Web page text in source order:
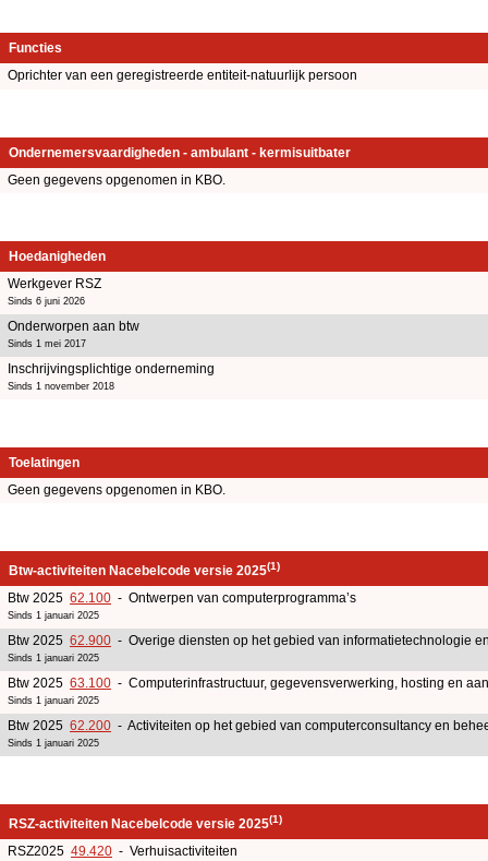
Functies
Oprichter van een geregistreerde entiteit-natuurlijk persoon
Ondernemersvaardigheden - ambulant - kermisuitbater
Geen gegevens opgenomen in KBO.
Hoedanigheden
Werkgever RSZ
Sinds 6 juni 2026
Onderworpen aan btw
Sinds 1 mei 2017
Inschrijvingsplichtige onderneming
Sinds 1 november 2018
Toelatingen
Geen gegevens opgenomen in KBO.
Btw-activiteiten Nacebelcode versie 2025(1)
Btw 2025 62.100 - Ontwerpen van computerprogramma’s
Sinds 1 januari 2025
Btw 2025 62.900 - Overige diensten op het gebied van informatietechnologie
Sinds 1 januari 2025
Btw 2025 63.100 - Computerinfrastructuur, gegevensverwerking, hosting en
Sinds 1 januari 2025
Btw 2025 62.200 - Activiteiten op het gebied van computerconsultancy en
Sinds 1 januari 2025
RSZ-activiteiten Nacebelcode versie 2025(1)
RSZ2025 49.420 - Verhuisactiviteiten